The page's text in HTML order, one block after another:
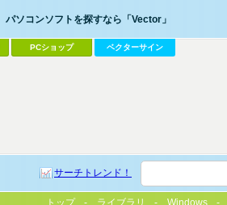
パソコンソフトを探すなら「Vector」
PCショップ ベクターサイン
サーチトレンド！
トップ ライブラリ Windows